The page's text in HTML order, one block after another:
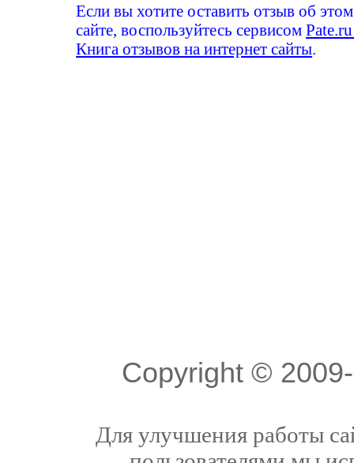
Если вы хотите оставить отзыв об этом
сайте, воспользуйтесь сервисом
Книга отзывов на интернет сайты
Copyright ©
Для улучшения работы